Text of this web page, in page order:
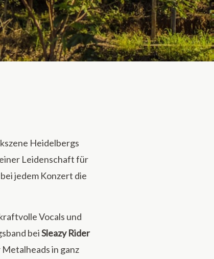
Heidelbergs
Leidenschaft für
jedem Konzert die
Vocals und
beiSleazy Rider
in ganz